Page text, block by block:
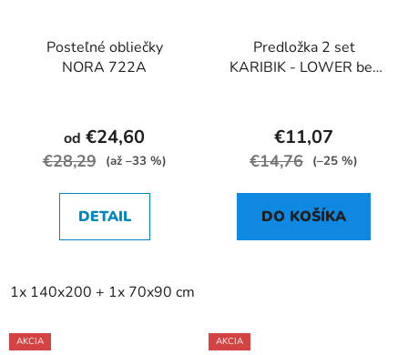
Posteľné obliečky
NORA 722A
od €24,60
€28,29 (až –33 %)
DETAIL
1x 140x200 + 1x 70x90 cm
Predložka 2 set
KARIBIK - LOWER bez
€11,07
€14,76 (–25 %)
DO KOŠÍKA
AKCIA AKCIA